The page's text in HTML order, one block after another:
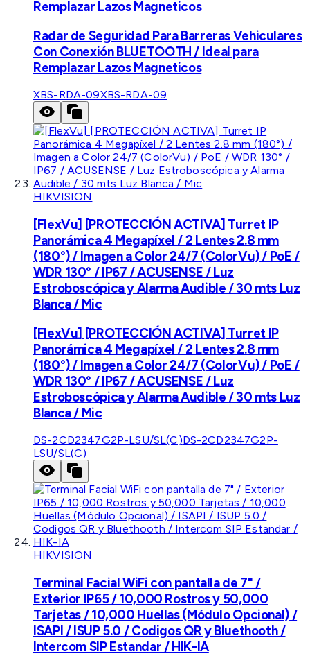
Remplazar Lazos Magneticos
Radar de Seguridad Para Barreras Vehiculares
Con Conexión BLUETOOTH / Ideal para
Remplazar Lazos Magneticos
XBS-RDA-09XBS-RDA-09
HIKVISION
[FlexVu] [PROTECCIÓN ACTIVA] Turret IP
Panorámica 4 Megapíxel / 2 Lentes 2.8 mm
(180°) / Imagen a Color 24/7 (ColorVu) / PoE /
WDR 130° / IP67 / ACUSENSE / Luz
Estroboscópica y Alarma Audible / 30 mts Luz
Blanca / Mic
[FlexVu] [PROTECCIÓN ACTIVA] Turret IP
Panorámica 4 Megapíxel / 2 Lentes 2.8 mm
(180°) / Imagen a Color 24/7 (ColorVu) / PoE /
WDR 130° / IP67 / ACUSENSE / Luz
Estroboscópica y Alarma Audible / 30 mts Luz
Blanca / Mic
DS-2CD2347G2P-LSU/SL(C)DS-2CD2347G2P-
LSU/SL(C)
HIKVISION
Terminal Facial WiFi con pantalla de 7" /
Exterior IP65 / 10,000 Rostros y 50,000
Tarjetas / 10,000 Huellas (Módulo Opcional) /
ISAPI / ISUP 5.0 / Codigos QR y Bluethooth /
Intercom SIP Estandar / HIK-IA